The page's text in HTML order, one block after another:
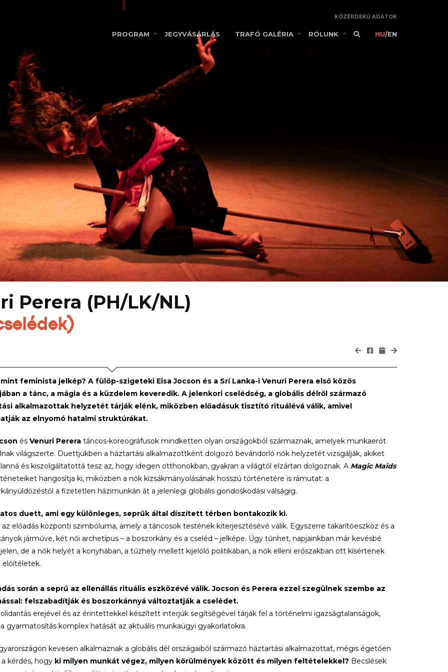
KÖZÉRDEKŰ ADATOK
PROGRAM JEGYVÁSÁRLÁS TRAFÓ GALÉRIA RÓLUNK HU/EN
Perera (PH/LK/NL)
feminista jelkép? A fülöp-szigeteki Eisa Jocson és a Srí Lanka-i Venuri Perera első közös
a tánc, a mágia és a küzdelem keveredik. A jelenkori cselédség, a globális délről származó
alkalmazottak helyzetét tárják elénk, miközben előadásuk tisztító rituálévá válik, amivel
az elnyomó hatalmi struktúrákat.
és Venuri Pereratáncos-koreográfusok mindketten olyan országokból származnak, amelyek munkaerőt
világszerte. Duettjükben a háztartási alkalmazottként dolgozó bevándorló nők helyzetét vizsgálják, akiket
és kiszolgáltatottá tesz az, hogy idegen otthonokban, gyakran a világtól elzártan dolgoznak. A Magic Maids
hangosítja ki, miközben a nők kizsákmányolásának hosszú történetére is rámutat: a
a fizetetlen házimunkán át a jelenlegi globális gondoskodási válságig.
duett, ami egy különleges, seprűk által díszített térben bontakozik ki.
az előadás központi szimbóluma, amely a táncosok testének kiterjesztésévé válik. Egyszerre takarítóeszköz és a
járműve, két női archetípus – a boszorkány és a cseléd – jelképe. Úgy tűnhet, napjainkban már kevésbé
de a nők helyét a konyhában, a tűzhely mellett kijelölő politikában, a nők elleni erőszakban ott kísértenek
előítéletek.
során a seprű az ellenállás rituális eszközévé válik. Jocson és Perera ezzel szegülnek szembe az
felszabadítják és boszorkánnyá változtatják a cselédet.
erejével és az érintettekkel készített interjúk segítségével tárják fel a történelmi igazságtalanságok,
gyarmatosítás komplex hatását az aktuális munkaügyi gyakorlatokra.
kevesen alkalmaznak a globális dél országaiból származó háztartási alkalmazottat, mégis égetően
kérdés, hogy ki milyen munkát végez, milyen körülmények között és milyen feltételekkel? Becslések